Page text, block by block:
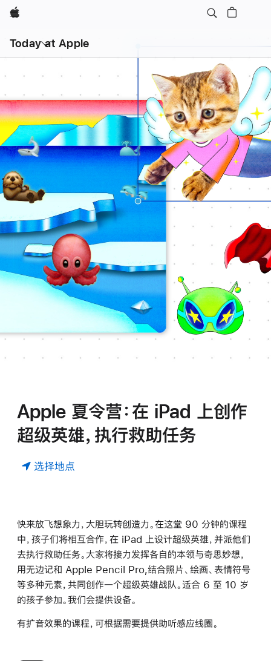
Apple
Today at Apple
单
Apple 夏令营：在 iPad 上创作
超级英雄，执行救助任务
选择地点
快来放飞想象力，大胆玩转创造力。在这堂 90 分钟的课程
中，孩子们将相互合作，在 iPad 上设计超级英雄，并派他们
去执行救助任务。大家将接力发挥各自的本领与奇思妙想，
用无边记和 Apple Pencil Pro,结合照片、绘画、表情符号
等多种元素，共同创作一个超级英雄战队。适合 6 至 10 岁
的孩子参加。我们会提供设备。
有扩音效果的课程，可根据需要提供助听感应线圈。